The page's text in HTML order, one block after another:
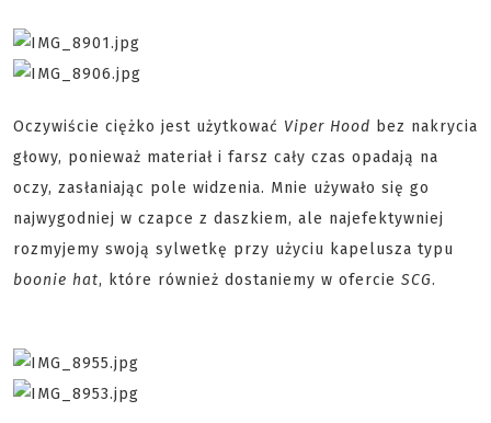
Oczywiście ciężko jest użytkować Viper Hood bez nakrycia
głowy, ponieważ materiał i farsz cały czas opadają na
oczy, zasłaniając pole widzenia. Mnie używało się go
najwygodniej w czapce z daszkiem, ale najefektywniej
rozmyjemy swoją sylwetkę przy użyciu kapelusza typu
boonie hat, które również dostaniemy w ofercie SCG.